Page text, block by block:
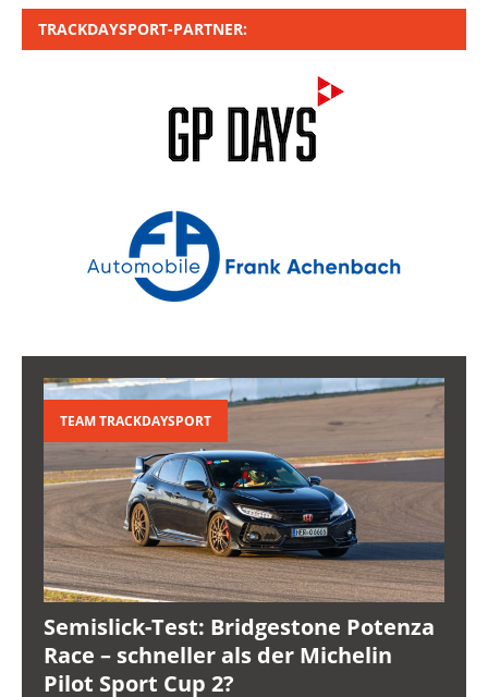
TRACKDAYSPORT-PARTNER:
TEAM TRACKDAYSPORT
Semislick-Test: Bridgestone Potenza
Race – schneller als der Michelin
Pilot Sport Cup 2?